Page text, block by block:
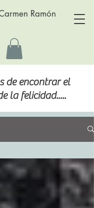
Ramón
de encontrar el
la felicidad.....